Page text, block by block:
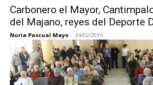
Carbonero el Mayor,
del Majano, reyes del Deporte
Nuria Pascual Mayo - 24/02/2015